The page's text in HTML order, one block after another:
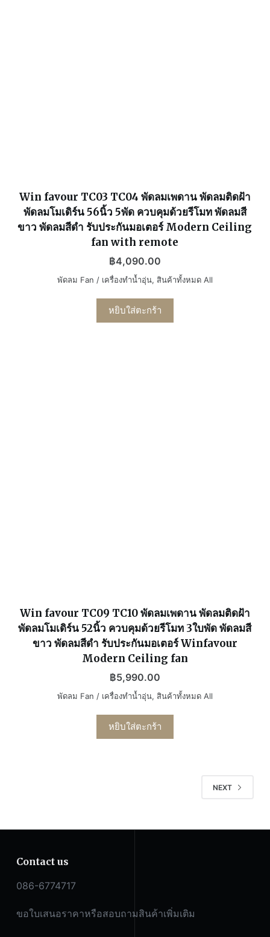
Win favour TC03 TC04 พัดลมเพดาน พัดลมติดฝ้า
พัดลมโมเดิร์น 56นิ้ว 5พัด ควบคุมด้วยรีโมท พัดลมสี
ขาว พัดลมสีดำ รับประกันมอเตอร์ Modern Ceiling
fan with remote
฿4,090.00
พัดลม Fan / เครื่องทำน้ำอุ่น, สินค้าทั้งหมด All
หยิบใส่ตะกร้า
Win favour TC09 TC10 พัดลมเพดาน พัดลมติดฝ้า
พัดลมโมเดิร์น 52นิ้ว ควบคุมด้วยรีโมท 3ใบพัด พัดลมสี
ขาว พัดลมสีดำ รับประกันมอเตอร์ Winfavour
Modern Ceiling fan
฿5,990.00
พัดลม Fan / เครื่องทำน้ำอุ่น, สินค้าทั้งหมด All
หยิบใส่ตะกร้า
NEXT
Contact us
086-6774717
ขอใบเสนอราคาหรือสอบถามสินค้าเพิ่มเติม